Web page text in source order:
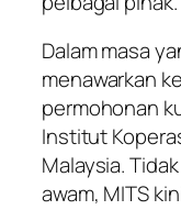
Dalam masa
menawarkan
permohonan
Institut
Malaysia.
awam, MITS